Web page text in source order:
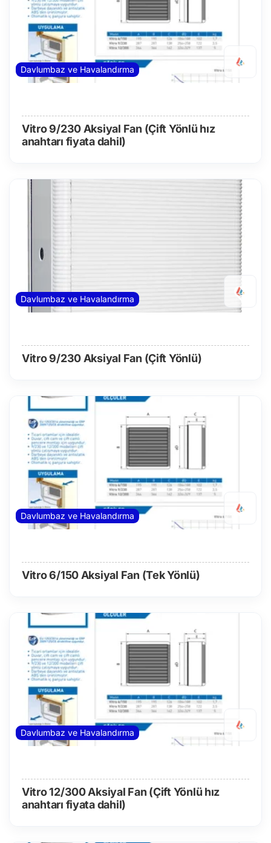
Davlumbaz ve Havalandırma
Vitro 9/230 Aksiyal Fan (Çift Yönlü hız
anahtarı fiyata dahil)
Davlumbaz ve Havalandırma
Vitro 9/230 Aksiyal Fan (Çift Yönlü)
Davlumbaz ve Havalandırma
Vitro 6/150 Aksiyal Fan (Tek Yönlü)
Davlumbaz ve Havalandırma
Vitro 12/300 Aksiyal Fan (Çift Yönlü hız
anahtarı fiyata dahil)